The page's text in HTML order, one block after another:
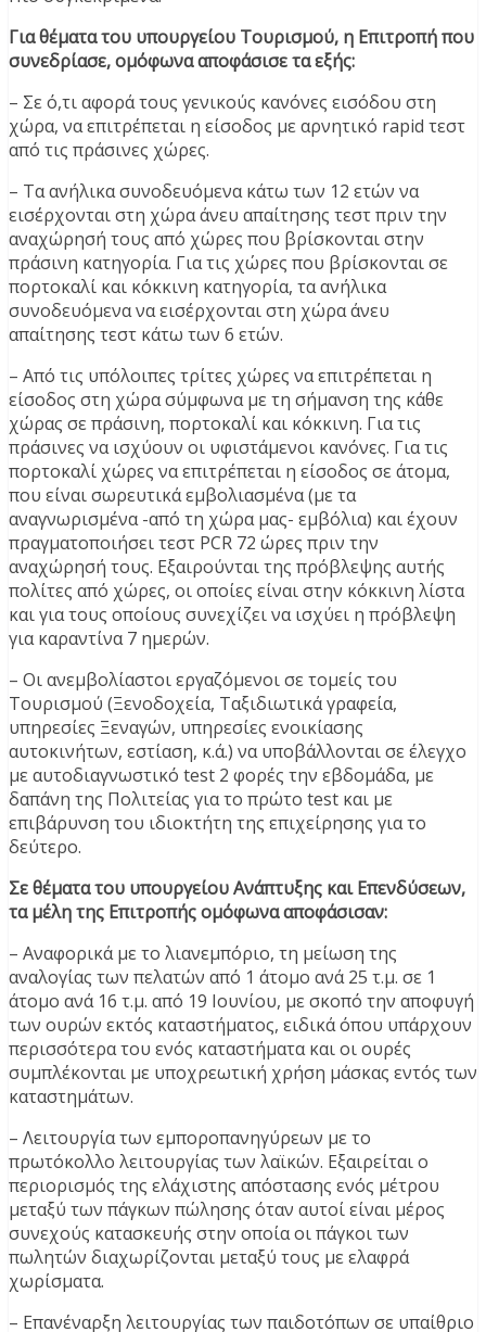
Για θέματα του υπουργείου Τουρισμού, η Επιτροπή που
συνεδρίασε, ομόφωνα αποφάσισε τα εξής:
– Σε ό,τι αφορά τους γενικούς κανόνες εισόδου στη
χώρα, να επιτρέπεται η είσοδος με αρνητικό rapid τεστ
από τις πράσινες χώρες.
– Τα ανήλικα συνοδευόμενα κάτω των 12 ετών να
εισέρχονται στη χώρα άνευ απαίτησης τεστ πριν την
αναχώρησή τους από χώρες που βρίσκονται στην
πράσινη κατηγορία. Για τις χώρες που βρίσκονται σε
πορτοκαλί και κόκκινη κατηγορία, τα ανήλικα
συνοδευόμενα να εισέρχονται στη χώρα άνευ
απαίτησης τεστ κάτω των 6 ετών.
– Από τις υπόλοιπες τρίτες χώρες να επιτρέπεται η
είσοδος στη χώρα σύμφωνα με τη σήμανση της κάθε
χώρας σε πράσινη, πορτοκαλί και κόκκινη. Για τις
πράσινες να ισχύουν οι υφιστάμενοι κανόνες. Για τις
πορτοκαλί χώρες να επιτρέπεται η είσοδος σε άτομα,
που είναι σωρευτικά εμβολιασμένα (με τα
αναγνωρισμένα -από τη χώρα μας- εμβόλια) και έχουν
πραγματοποιήσει τεστ PCR 72 ώρες πριν την
αναχώρησή τους. Εξαιρούνται της πρόβλεψης αυτής
πολίτες από χώρες, οι οποίες είναι στην κόκκινη λίστα
και για τους οποίους συνεχίζει να ισχύει η πρόβλεψη
για καραντίνα 7 ημερών.
– Οι ανεμβολίαστοι εργαζόμενοι σε τομείς του
Τουρισμού (Ξενοδοχεία, Ταξιδιωτικά γραφεία,
υπηρεσίες Ξεναγών, υπηρεσίες ενοικίασης
αυτοκινήτων, εστίαση, κ.ά.) να υποβάλλονται σε έλεγχο
με αυτοδιαγνωστικό test 2 φορές την εβδομάδα, με
δαπάνη της Πολιτείας για το πρώτο test και με
επιβάρυνση του ιδιοκτήτη της επιχείρησης για το
δεύτερο.
Σε θέματα του υπουργείου Ανάπτυξης και Επενδύσεων,
τα μέλη της Επιτροπής ομόφωνα αποφάσισαν:
– Αναφορικά με το λιανεμπόριο, τη μείωση της
αναλογίας των πελατών από 1 άτομο ανά 25 τ.μ. σε 1
άτομο ανά 16 τ.μ. από 19 Ιουνίου, με σκοπό την αποφυγή
των ουρών εκτός καταστήματος, ειδικά όπου υπάρχουν
περισσότερα του ενός καταστήματα και οι ουρές
συμπλέκονται με υποχρεωτική χρήση μάσκας εντός των
καταστημάτων.
– Λειτουργία των εμποροπανηγύρεων με το
πρωτόκολλο λειτουργίας των λαϊκών. Εξαιρείται ο
περιορισμός της ελάχιστης απόστασης ενός μέτρου
μεταξύ των πάγκων πώλησης όταν αυτοί είναι μέρος
συνεχούς κατασκευής στην οποία οι πάγκοι των
πωλητών διαχωρίζονται μεταξύ τους με ελαφρά
χωρίσματα.
– Επανέναρξη λειτουργίας των παιδοτόπων σε υπαίθριο